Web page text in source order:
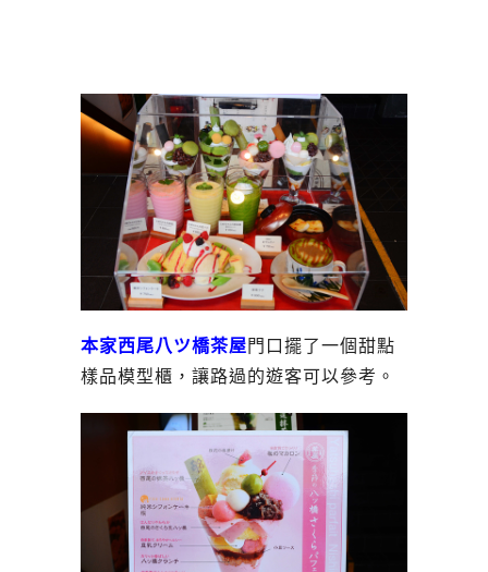
本家西尾八ツ橋茶屋門口擺了一個甜點
樣品模型櫃，讓路過的遊客可以參考。